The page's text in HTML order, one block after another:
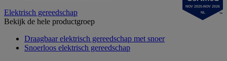
Elektrisch gereedschap
Bekijk de hele productgroep
Draagbaar elektrisch gereedschap met snoer
Snoerloos elektrisch gereedschap
NOV 2025-NOV 2026
NL